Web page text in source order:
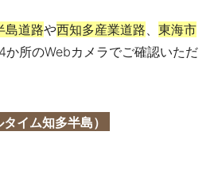
島道路や西知多産業道路、 東海市
か所のWebカメラでご確認いただ
タイム知多半島）